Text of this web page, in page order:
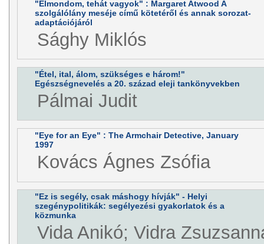
"Elmondom, tehát vagyok" : Margaret Atwood A
szolgálólány meséje című kötetéről és annak sorozat-
adaptációjáról
Sághy Miklós
"Étel, ital, álom, szükséges e három!"
Egészségnevelés a 20. század eleji tankönyvekben
Pálmai Judit
"Eye for an Eye" : The Armchair Detective, January
1997
Kovács Ágnes Zsófia
"Ez is segély, csak máshogy hívják" - Helyi
szegénypolitikák: segélyezési gyakorlatok és a
közmunka
Vida Anikó; Vidra